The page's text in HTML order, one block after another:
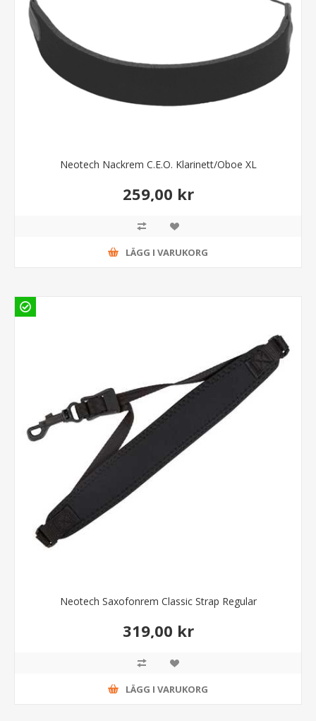
Neotech Nackrem C.E.O. Klarinett/Oboe XL
259,00 kr
LÄGG I VARUKORG
Neotech Saxofonrem Classic Strap Regular
319,00 kr
LÄGG I VARUKORG